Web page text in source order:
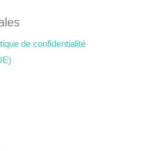
de confidentialité